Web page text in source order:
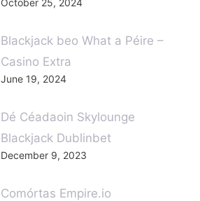
Blackjack beo What a Péire –
Casino Extra
June 19, 2024
Dé Céadaoin Skylounge
Blackjack Dublinbet
December 9, 2023
Comórtas Empire.io